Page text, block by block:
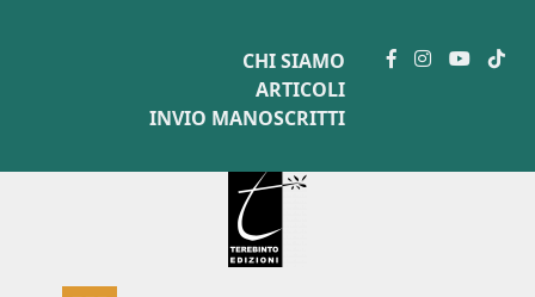
CHI SIAMO
ARTICOLI
INVIO MANOSCRITTI